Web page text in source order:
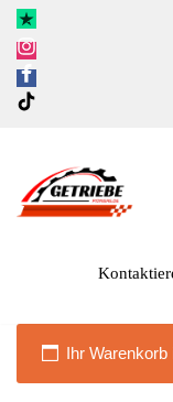
Zum
Inhalt
springen
Ihr Warenkorb